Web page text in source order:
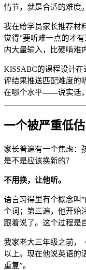
情节，就是合适的难度。
我在给学员家长推荐材
觉得”要听难一点的才
内大量输入，比硬啃难
KISSABC的课程设计
评结果推送匹配难度的
在哪个水平——说实话
一个被严重低
家长普遍有一个焦虑：
是不是应该换新的？
不用换，让他听。
语言习得里有个概念叫
个词；第三遍，他开始
跟着说了。这个过程是
我家老大三年级之前，
以上。现在他说英语的
重复”。